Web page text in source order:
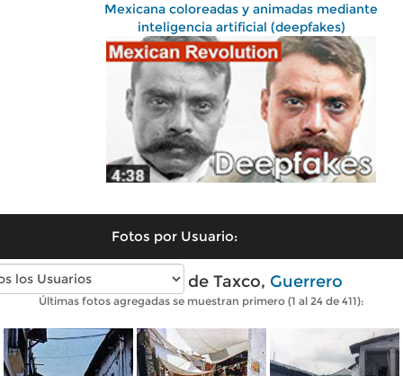
Mexicana coloreadas y animadas mediante
inteligencia artificial (deepfakes)
Fotos por Usuario:
Fotos antiguas de Taxco, Guerrero
Últimas fotos agregadas se muestran primero (1 al 24 de 411):